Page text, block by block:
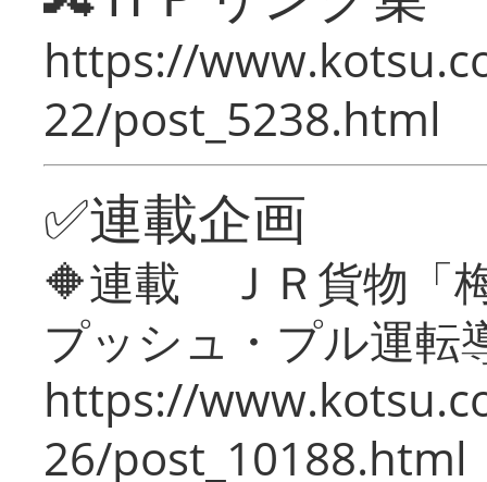
https://
22/post_5238.html
✅連載企画
🔶連載 ＪＲ貨物「
プッシュ・プル運転
https://
26/post_10188.html